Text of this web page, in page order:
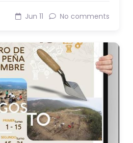
Jun 11 No comments